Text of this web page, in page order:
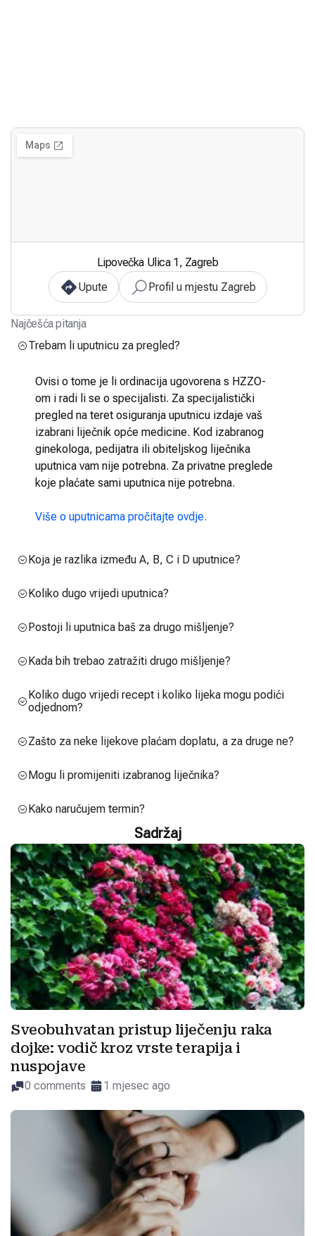
Lipovečka Ulica 1, Zagreb
Upute
Profil u mjestu Zagreb
Najčešća pitanja
Trebam li uputnicu za pregled?
Ovisi o tome je li ordinacija ugovorena s HZZO-
om i radi li se o specijalisti. Za specijalistički
pregled na teret osiguranja uputnicu izdaje vaš
izabrani liječnik opće medicine. Kod izabranog
ginekologa, pedijatra ili obiteljskog liječnika
uputnica vam nije potrebna. Za privatne preglede
koje plaćate sami uputnica nije potrebna.
Više o uputnicama pročitajte ovdje.
Koja je razlika između A, B, C i D uputnice?
Koliko dugo vrijedi uputnica?
Postoji li uputnica baš za drugo mišljenje?
Kada bih trebao zatražiti drugo mišljenje?
Koliko dugo vrijedi recept i koliko lijeka mogu podići
odjednom?
Zašto za neke lijekove plaćam doplatu, a za druge ne?
Mogu li promijeniti izabranog liječnika?
Kako naručujem termin?
Sadržaj
Sveobuhvatan pristup liječenju raka
dojke: vodič kroz vrste terapija i
nuspojave
0 comments 1 mjesec ago